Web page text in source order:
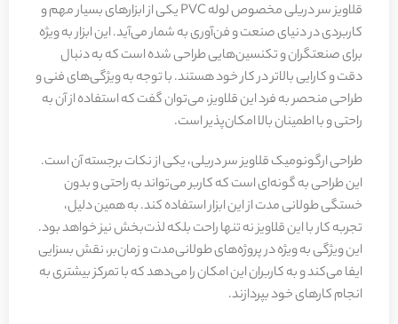
قلاویز سر دریلی مخصوص لوله PVC یکی از ابزارهای بسیار مهم و
کاربردی در دنیای صنعت و فن‌آوری به شمار می‌آید. این ابزار به ویژه
برای صنعتگران و تکنسین‌هایی طراحی شده است که به دنبال
دقت و کارایی بالاتر در کار خود هستند. با توجه به ویژگی‌های فنی و
طراحی منحصر به فرد این قلاویز، می‌توان گفت که استفاده از آن به
راحتی و با اطمینان بالا امکان‌پذیر است.
طراحی ارگونومیک قلاویز سر دریلی، یکی از نکات برجسته آن است.
این طراحی به گونه‌ای است که کاربر می‌تواند به راحتی و بدون
خستگی طولانی مدت از این ابزار استفاده کند. به همین دلیل،
تجربه کار با این قلاویز نه تنها راحت بلکه لذت‌بخش نیز خواهد بود.
این ویژگی به ویژه در پروژه‌های طولانی‌مدت و زمان‌بر، نقش بسزایی
ایفا می‌کند و به کاربران این امکان را می‌دهد که با تمرکز بیشتری به
انجام کارهای خود بپردازند.